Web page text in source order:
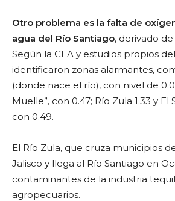
Otro problema es la falta de
agua del Río Santiago, derivado
Según la CEA y estudios propios
identificaron zonas alarmantes,
(donde nace el río), con nivel de
Muelle”, con 0.47; Río Zula 1.33 y
con 0.49.
El Río Zula, que cruza municipios
Jalisco y llega al Río Santiago en
contaminantes de la industria
agropecuarios.